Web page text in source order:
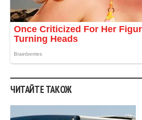
ЧИТАЙТЕ ТАКОЖ